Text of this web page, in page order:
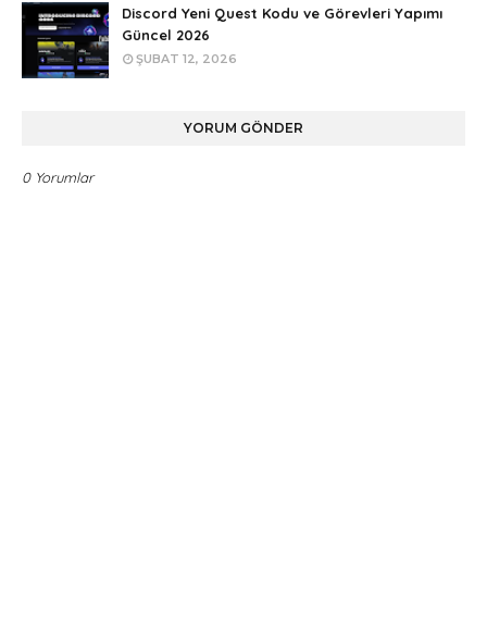
Discord Yeni Quest Kodu ve Görevleri Yapımı
Güncel 2026
ŞUBAT 12, 2026
YORUM GÖNDER
0 Yorumlar